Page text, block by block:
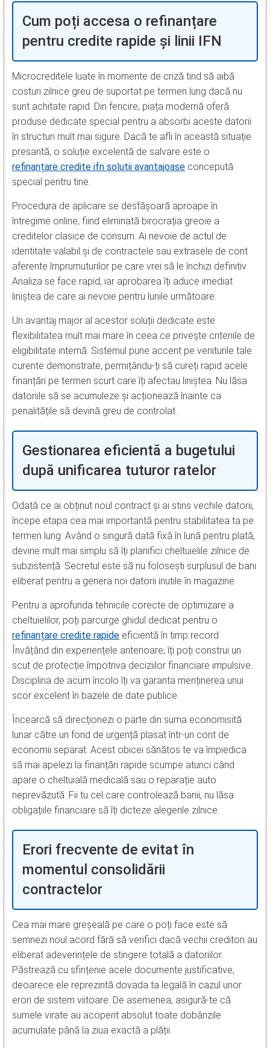
Cum poți accesa o refinanțare
pentru credite rapide și linii IFN
Microcreditele luate în momente de criză tind să aibă
costuri zilnice greu de suportat pe termen lung dacă nu
sunt achitate rapid. Din fericire, piața modernă oferă
produse dedicate special pentru a absorbi aceste datorii
în structuri mult mai sigure. Dacă te afli în această situație
presantă, o soluție excelentă de salvare este o
refinanțare credite ifn solutii avantajoase concepută
special pentru tine.
Procedura de aplicare se desfășoară aproape în
întregime online, fiind eliminată birocrația greoie a
creditelor clasice de consum. Ai nevoie de actul de
identitate valabil și de contractele sau extrasele de cont
aferente împrumuturilor pe care vrei să le închizi definitiv.
Analiza se face rapid, iar aprobarea îți aduce imediat
liniștea de care ai nevoie pentru lunile următoare.
Un avantaj major al acestor soluții dedicate este
flexibilitatea mult mai mare în ceea ce privește criteriile de
eligibilitate internă. Sistemul pune accent pe veniturile tale
curente demonstrate, permițându-ți să cureți rapid acele
finanțări pe termen scurt care îți afectau liniștea. Nu lăsa
datoriile să se acumuleze și acționează înainte ca
penalitățile să devină greu de controlat.
Gestionarea eficientă a bugetului
după unificarea tuturor ratelor
Odată ce ai obținut noul contract și ai stins vechile datorii,
începe etapa cea mai importantă pentru stabilitatea ta pe
termen lung. Având o singură dată fixă în lună pentru plată,
devine mult mai simplu să îți planifici cheltuielile zilnice de
subzistență. Secretul este să nu folosești surplusul de bani
eliberat pentru a genera noi datorii inutile în magazine.
Pentru a aprofunda tehnicile corecte de optimizare a
cheltuielilor, poți parcurge ghidul dedicat pentru o
refinanțare credite rapide eficientă în timp record.
Învățând din experiențele anterioare, îți poți construi un
scut de protecție împotriva deciziilor financiare impulsive.
Disciplina de acum încolo îți va garanta menținerea unui
scor excelent în bazele de date publice.
Încearcă să direcționezi o parte din suma economisită
lunar către un fond de urgență plasat într-un cont de
economii separat. Acest obicei sănătos te va împiedica
să mai apelezi la finanțări rapide scumpe atunci când
apare o cheltuială medicală sau o reparație auto
neprevăzută. Fii tu cel care controlează banii, nu lăsa
obligațiile financiare să îți dicteze alegerile zilnice.
Erori frecvente de evitat în
momentul consolidării
contractelor
Cea mai mare greșeală pe care o poți face este să
semnezi noul acord fără să verifici dacă vechii creditori au
eliberat adeverințele de stingere totală a datoriilor.
Păstrează cu sfințenie acele documente justificative,
deoarece ele reprezintă dovada ta legală în cazul unor
erori de sistem viitoare. De asemenea, asigură-te că
sumele virate au acoperit absolut toate dobânzile
acumulate până la ziua exactă a plății.